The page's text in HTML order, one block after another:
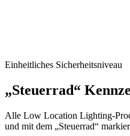
Einheitliches Sicherheitsniveau
„Steuerrad“
Alle Low Location Lighting-
und mit dem „Steuerrad“